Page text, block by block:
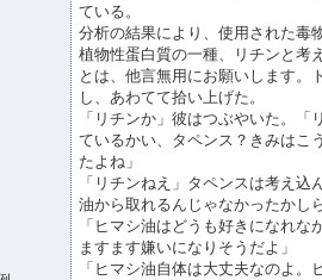
ている。
分析の結果により、使用された毒
植物性蛋白質の一種、リチンと考
とは、他言無用にお願いします。
し、あわてて拾い上げた。
「リチンか」彼はつぶやいた。「
ているかい、タペンス？きみはこ
たよね」
「リチンねえ」タペンスは考え込
油から取れるんじゃなかったかし
「ヒマシ油はどうも好きになれな
ますます嫌いになりそうだよ」
「ヒマシ油自体は大丈夫なのよ。